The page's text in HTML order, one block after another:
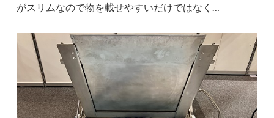
がスリムなので物を載せやすいだけではなく…